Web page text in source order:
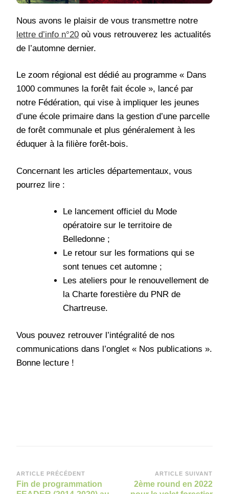
Nous avons le plaisir de vous transmettre notre
lettre d’info n°20 où vous retrouverez les actualités
de l’automne dernier.
Le zoom régional est dédié au programme « Dans
1000 communes la forêt fait école », lancé par
notre Fédération, qui vise à impliquer les jeunes
d’une école primaire dans la gestion d’une parcelle
de forêt communale et plus généralement à les
éduquer à la filière forêt-bois.
Concernant les articles départementaux, vous
pourrez lire :
Le lancement officiel du Mode
opératoire sur le territoire de
Belledonne ;
Le retour sur les formations qui se
sont tenues cet automne ;
Les ateliers pour le renouvellement de
la Charte forestière du PNR de
Chartreuse.
Vous pouvez retrouver l’intégralité de nos
communications dans l’onglet « Nos publications ».
Bonne lecture !
Navigation
d’article
ARTICLE PRÉCÉDENT
Fin de programmation
ARTICLE SUIVANT
2ème round en 2022